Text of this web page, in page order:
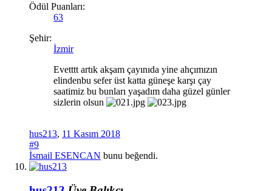
Ödül Puanları:
63
Şehir:
İzmir
Evetttt artık akşam çayınıda yine ahçımızın
elindenbu sefer üst katta güneşe karşı çay
saatimiz bu bunları yaşadım daha güzel günler
sizlerin olsun
hus213, 11 Kasım 2018
#9
İsmail ESENCAN bunu beğendi.